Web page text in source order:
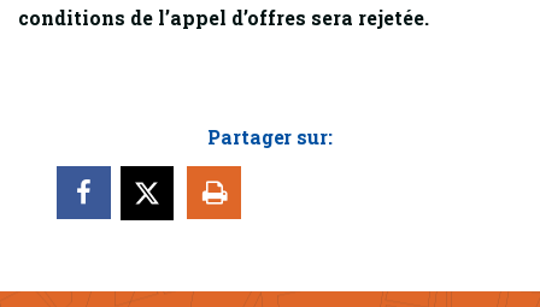
conditions de l’appel d’offres sera rejetée.
Partager sur: